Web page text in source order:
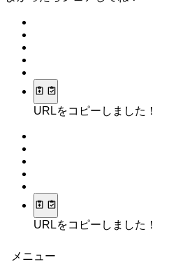
URLをコピーしました！
URLをコピーしました！
メニュー